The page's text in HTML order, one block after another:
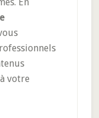
votre